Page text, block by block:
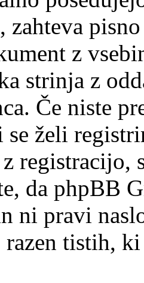
zahteva
z
strinja z
Če niste
se želi
registracijo,
da phpBB
ni pravi
razen tistih,